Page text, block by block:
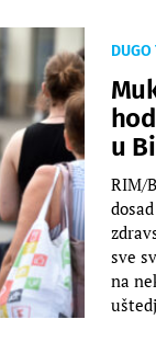
DUGO
u
RIM/
sve
na